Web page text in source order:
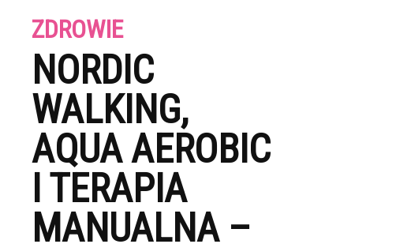
ZDROWIE
NORDIC
WALKING,
AQUA AEROBIC
I TERAPIA
MANUALNA –